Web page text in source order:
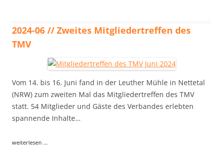
2024-06 // Zweites Mitgliedertreffen des
TMV
Vom 14. bis 16. Juni fand in der Leuther Mühle in Nettetal
(NRW) zum zweiten Mal das Mitgliedertreffen des TMV
statt. 54 Mitglieder und Gäste des Verbandes erlebten
spannende Inhalte…
weiterlesen ...